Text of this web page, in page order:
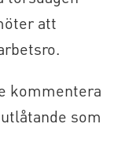
att
kommentera
som